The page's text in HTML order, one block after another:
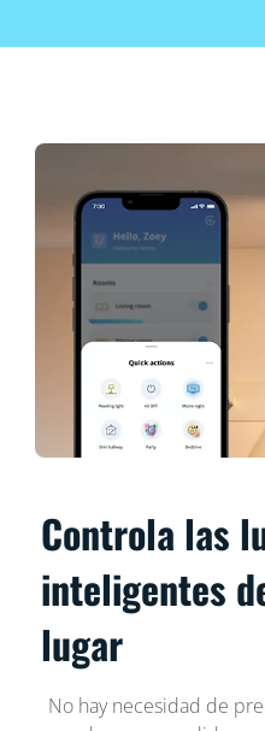
Controla las
inteligentes
lugar
No hay necesidad de